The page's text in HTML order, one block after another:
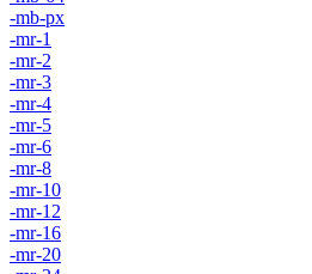
-mb-px
-mr-1
-mr-2
-mr-3
-mr-4
-mr-5
-mr-6
-mr-8
-mr-10
-mr-12
-mr-16
-mr-20